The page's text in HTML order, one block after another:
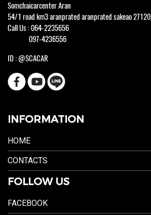
Somchaicarcenter Aran
54/1 road km3 aranprated aranprated sakeao 27120
Call Us : 064-2235656
097-4236556
ID : @SCACAR
INFORMATION
HOME
CONTACTS
FOLLOW US
FACEBOOK